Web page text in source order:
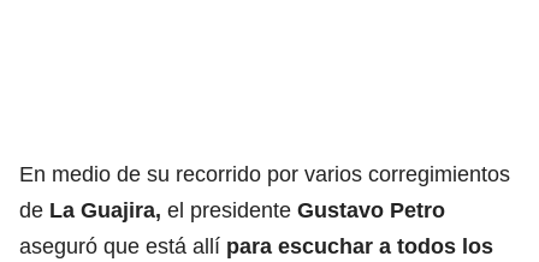
En medio de su recorrido por varios corregimientos
de La Guajira, el presidente Gustavo Petro
aseguró que está allí para escuchar a todos los